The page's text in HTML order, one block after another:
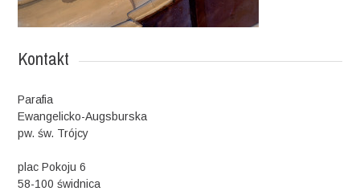
Kontakt
Parafia
Ewangelicko-Augsburska
pw. św. Trójcy
plac Pokoju 6
58-100 świdnica